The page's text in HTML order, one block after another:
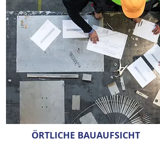
ÖRTLICHE BAUAUFSICHT